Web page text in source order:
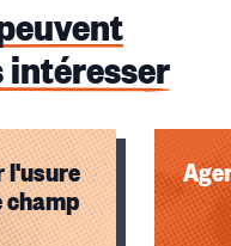
intéresser
l'usure
champ